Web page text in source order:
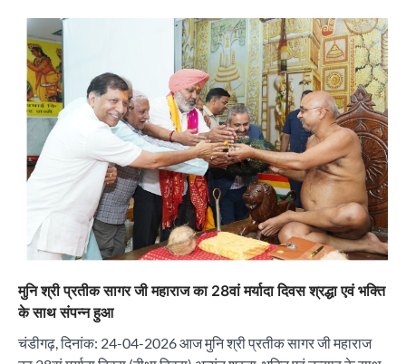
मुनि श्री प्रतीक सागर जी महाराज का 28वां मर्यादा दिवस श्रद्धा एवं भक्ति
के साथ संपन्न हुआ
चंडीगढ़, दिनांक: 24-04-2026 आज मुनि श्री प्रतीक सागर जी महाराज